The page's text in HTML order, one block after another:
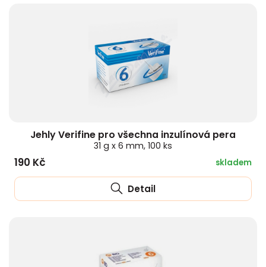
ŠTÍTNÁ ŽLÁZA
Jehly Verifine pro všechna inzulínová pera
31 g x 6 mm, 100 ks
190 Kč skladem
Detail